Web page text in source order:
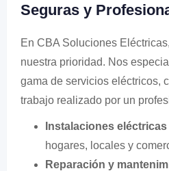
Seguras y
En CBA Soluciones
nuestra prioridad. Nos
gama de servicios eléctricos,
trabajo realizado por un
Instalaciones
hogares, locales y
Reparación y